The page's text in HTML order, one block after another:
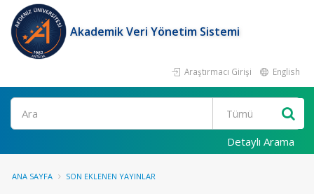
Akademik Veri Yönetim Sistemi
Araştırmacı Girişi English
Ara
Detaylı Arama
ANA SAYFA SON EKLENEN YAYINLAR